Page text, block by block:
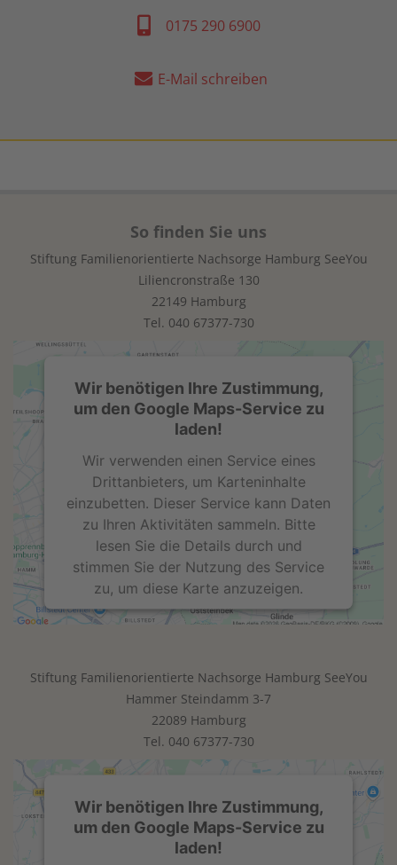
0175 290 6900
E-Mail schreiben
So finden Sie uns
Stiftung Familienorientierte Nachsorge Hamburg SeeYou
Liliencronstraße 130
22149 Hamburg
Tel. 040 67377-730
Wir benötigen Ihre Zustimmung,
um den Google Maps-Service zu
laden!
Wir verwenden einen Service eines
Drittanbieters, um Karteninhalte
einzubetten. Dieser Service kann Daten
zu Ihren Aktivitäten sammeln. Bitte
lesen Sie die Details durch und
stimmen Sie der Nutzung des Service
zu, um diese Karte anzuzeigen.
Akzeptieren
powered byUsercentrics Consent
Management Platform
Stiftung Familienorientierte Nachsorge Hamburg SeeYou
Hammer Steindamm 3-7
22089 Hamburg
Tel. 040 67377-730
Wir benötigen Ihre Zustimmung,
um den Google Maps-Service zu
laden!